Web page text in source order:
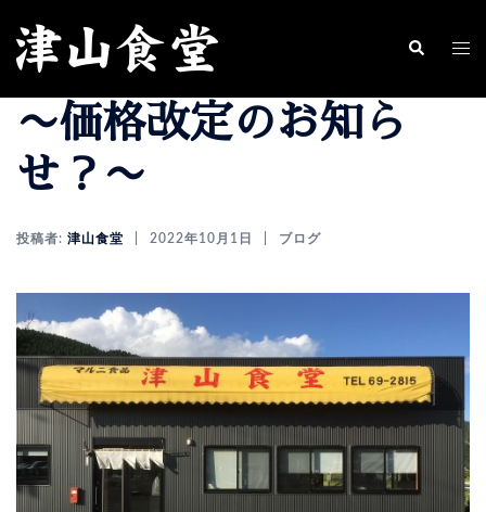
ン
キ
検
ト
〜価格改定のお知ら
せ？〜
投稿者: 津山食堂 2022年10月1日 ブログ